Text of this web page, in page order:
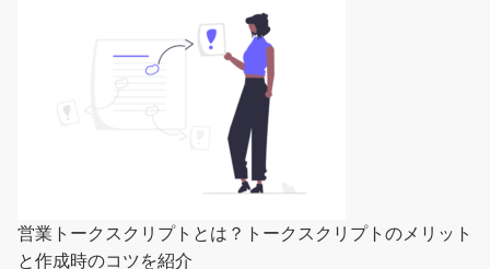
営業トークスクリプトとは？トークスクリプトのメリット
と作成時のコツを紹介